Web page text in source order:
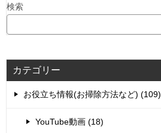
検索
カテゴリー
お役立ち情報(お掃除方法など) (109)
YouTube動画 (18)